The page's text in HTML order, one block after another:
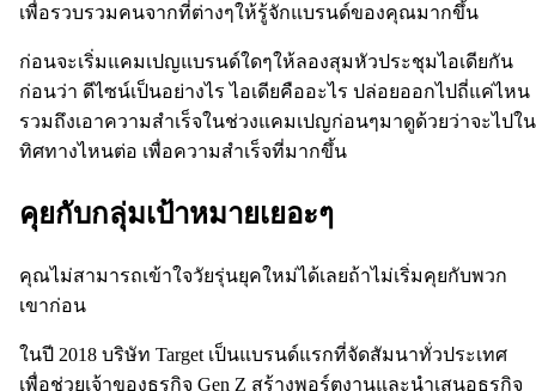
เพื่อรวบรวมคนจากที่ต่างๆให้รู้จักแบรนด์ของคุณมากขึ้น
ก่อนจะเริ่มแคมเปญแบรนด์ใดๆให้ลองสุมหัวประชุมไอเดียกัน
ก่อนว่า ดีไซน์เป็นอย่างไร ไอเดียคืออะไร ปล่อยออกไปถี่แค่ไหน
รวมถึงเอาความสำเร็จในช่วงแคมเปญก่อนๆมาดูด้วยว่าจะไปใน
ทิศทางไหนต่อ เพื่อความสำเร็จที่มากขึ้น
คุยกับกลุ่มเป้าหมายเยอะๆ
คุณไม่สามารถเข้าใจวัยรุ่นยุคใหม่ได้เลยถ้าไม่เริ่มคุยกับพวก
เขาก่อน
ในปี 2018 บริษัท Target เป็นแบรนด์แรกที่จัดสัมนาทั่วประเทศ
เพื่อช่วยเจ้าของธุรกิจ Gen Z สร้างพอร์ตงานและนำเสนอธุรกิจ